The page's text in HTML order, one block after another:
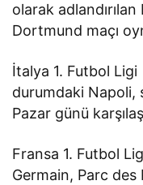
olarak
Dortmund maçı
İtalya 1. Futbol Ligi
durumdaki Napoli,
Pazar günü
Fransa 1. Futbol
Germain, Parc des